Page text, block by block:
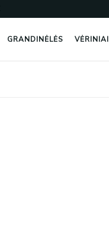
GRANDINĖLĖS VĖRINIAI